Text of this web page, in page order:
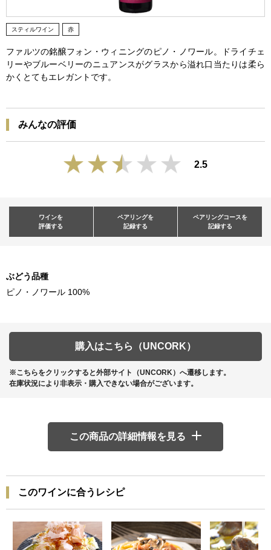
スティルワイン 赤
ファルツの銘醸フォン・ウィニングのピノ・ノワール。ドライチェ
リーやブルーベリーのニュアンスがグラスから溢れ口当たりは柔ら
かくとてもエレガントです。
みんなの評価
2.5
ワインを
評価する
ペアリングを
記録する
ペアリングコースを
記録する
ぶどう品種
ピノ・ノワール 100%
購入はこちら（UNCORK）
※こちらをクリックすると外部サイト（UNCORK）へ遷移します。
在庫状況により非表示・購入できない場合がございます。
この商品の詳細情報を見る
このワインに合うレシピ